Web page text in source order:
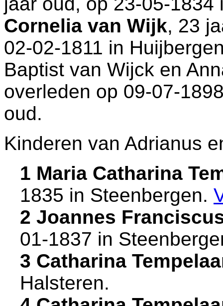
Cornelia van Wijk, 23
02-02-1811 in
Baptist van Wijck en
overleden op 09-07-
oud.
Kinderen van Adrianus
1 Maria Catharina
1835 in Steenbergen.
2 Joannes
01-1837 in
3 Catharina
Halsteren.